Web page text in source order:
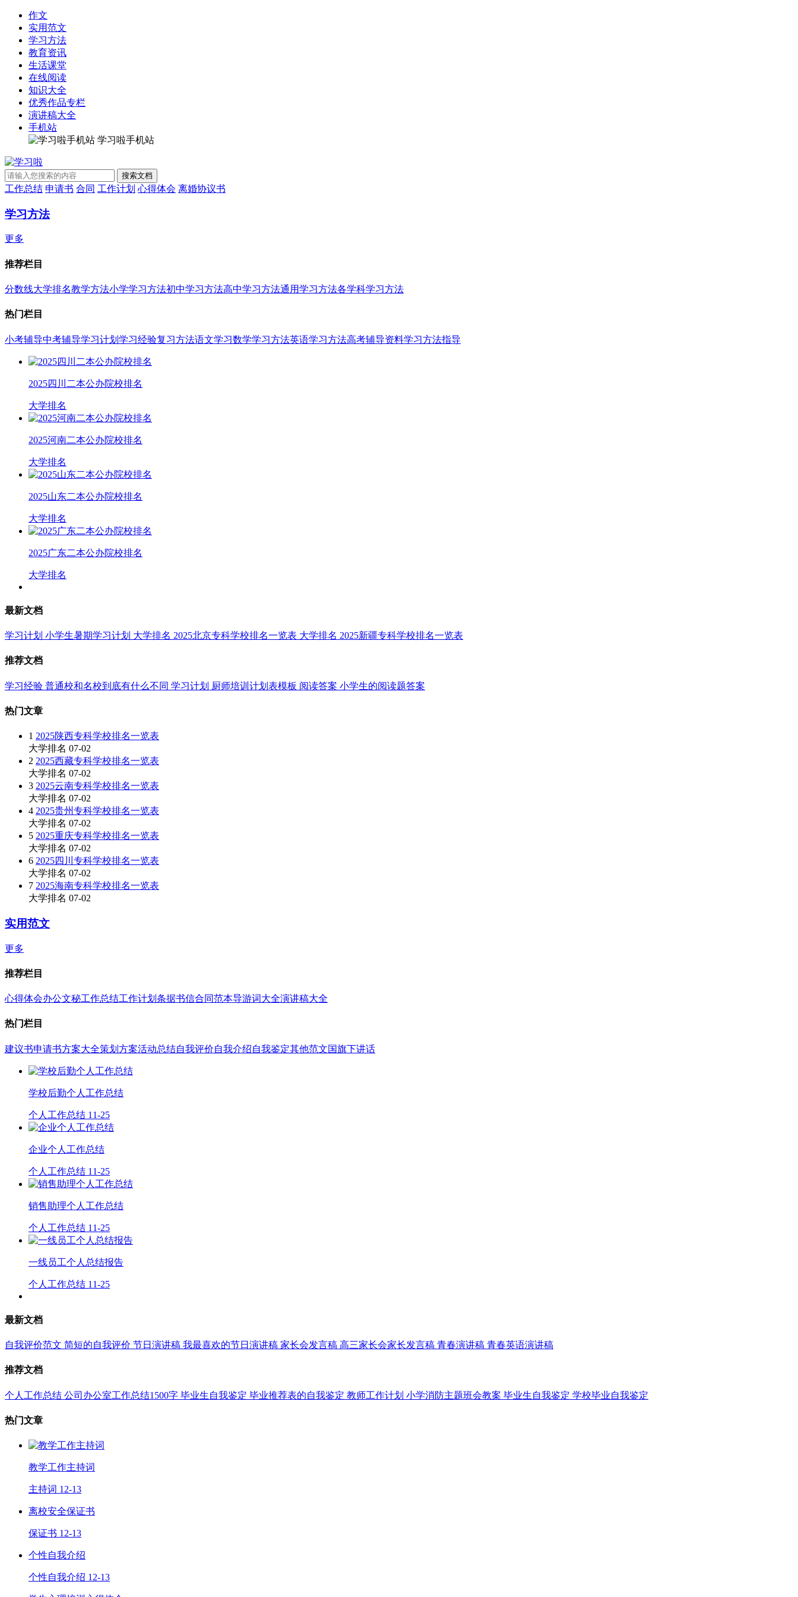
作文
实用范文
学习方法
教育资讯
生活课堂
在线阅读
知识大全
优秀作品专栏
演讲稿大全
手机站
学习啦手机站
工作总结 申请书 合同 工作计划 心得体会 离婚协议书
学习方法
更多
推荐栏目
分数线大学排名教学方法小学学习方法初中学习方法高中学习方法通用学习方法各学科学习方法
热门栏目
小考辅导中考辅导学习计划 学习经验复习方法语文学习数学学习方法英语学习方法高考辅导资料学习方法指导
2025四川二本公办院校排名
大学排名
2025河南二本公办院校排名
大学排名
2025山东二本公办院校排名
大学排名
2025广东二本公办院校排名
大学排名
最新文档
学习计划 小学生暑期学习计划 大学排名 2025北京专科学校排名一览表 大学排名 2025新疆专科学校排名一览表
推荐文档
学习经验 普通校和名校到底有什么不同 学习计划 厨师培训计划表模板 阅读答案 小学生的阅读题答案
热门文章
1 2025陕西专科学校排名一览表
大学排名 07-02
2 2025西藏专科学校排名一览表
大学排名 07-02
3 2025云南专科学校排名一览表
大学排名 07-02
4 2025贵州专科学校排名一览表
大学排名 07-02
5 2025重庆专科学校排名一览表
大学排名 07-02
6 2025四川专科学校排名一览表
大学排名 07-02
7 2025海南专科学校排名一览表
大学排名 07-02
实用范文
更多
推荐栏目
心得体会办公文秘工作总结工作计划 条据书信合同范本导游词大全演讲稿大全
热门栏目
建议书申请书方案大全策划方案活动总结自我评价自我介绍自我鉴定其他范文国旗下讲话
学校后勤个人工作总结
个人工作总结 11-25
企业个人工作总结
个人工作总结 11-25
销售助理个人工作总结
个人工作总结 11-25
一线员工个人总结报告
个人工作总结 11-25
最新文档
自我评价范文 简短的自我评价 节日演讲稿 我最喜欢的节日演讲稿 家长会发言稿 高三家长会家长发言稿 青春演讲稿 青春英语演讲稿
推荐文档
个人工作总结 公司办公室工作总结1500字 毕业生自我鉴定 毕业推荐表的自我鉴定 教师工作计划 小学消防主题班会教案 毕业生自我鉴定 学校毕业自我鉴定
热门文章
教学工作主持词
主持词 12-13
离校安全保证书
保证书 12-13
个性自我介绍
个性自我介绍 12-13